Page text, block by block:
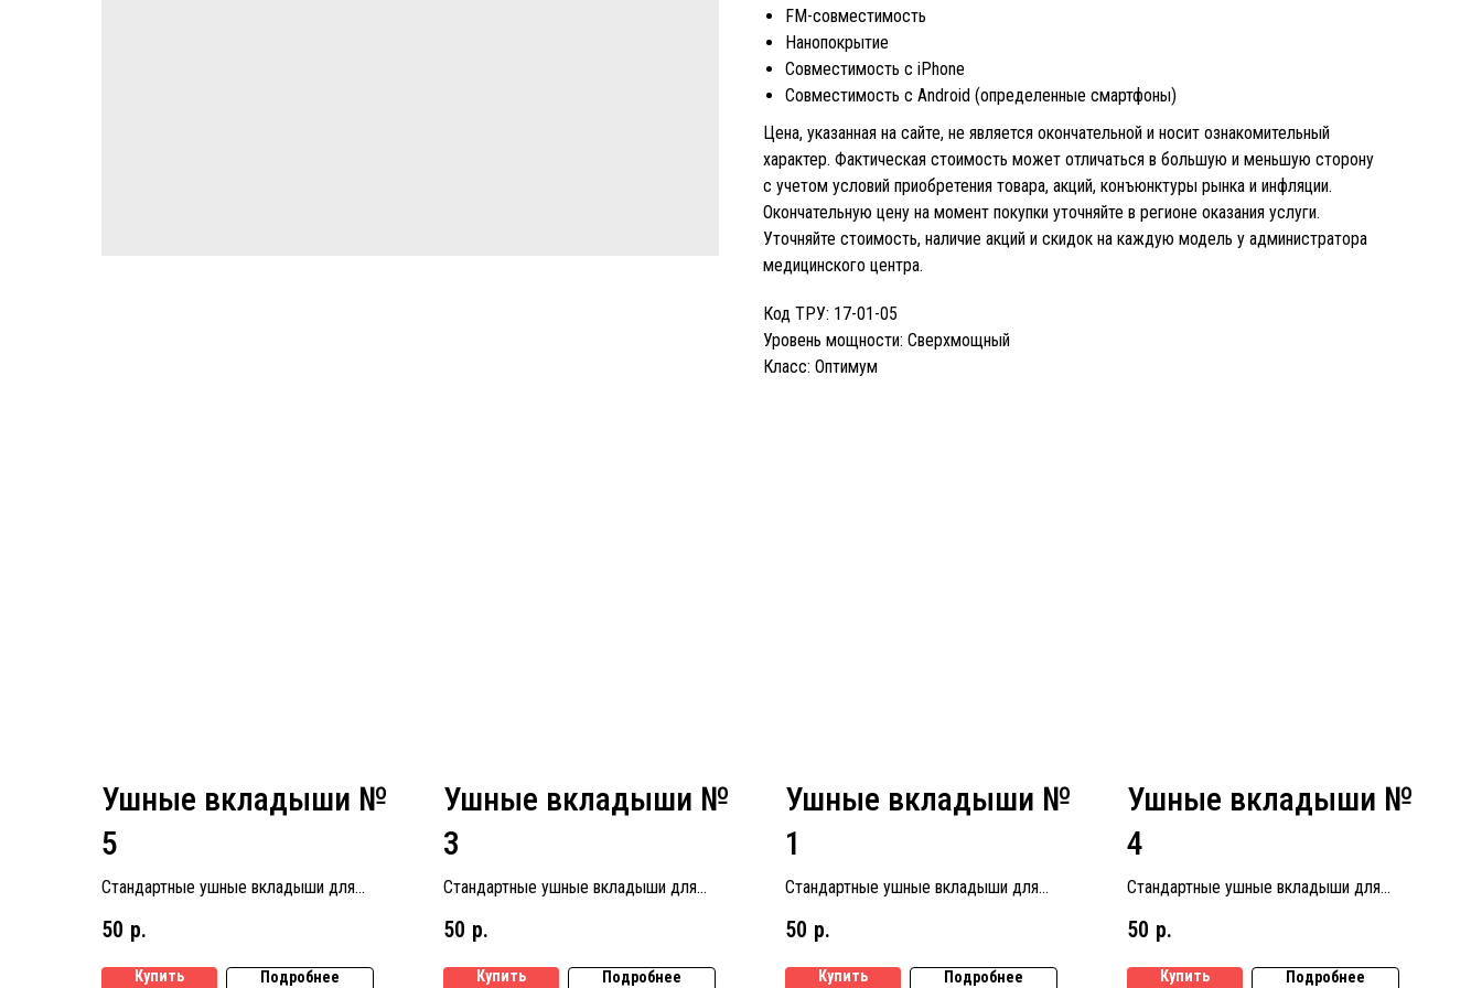
FM-совместимость
Нанопокрытие
Совместимость с iPhone
Совместимость с Android (определенные смартфоны)
Цена, указанная на сайте, не является окончательной и носит ознакомительный
характер. Фактическая стоимость может отличаться в большую и меньшую сторону
с учетом условий приобретения товара, акций, конъюнктуры рынка и инфляции.
Окончательную цену на момент покупки уточняйте в регионе оказания услуги.
Уточняйте стоимость, наличие акций и скидок на каждую модель у администратора
медицинского центра.
Код ТРУ: 17-01-05
Уровень мощности: Сверхмощный
Класс: Оптимум
Ушные вкладыши №
5
Стандартные ушные вкладыши для
50 р.
Купить Подробнее
Ушные вкладыши №
3
Стандартные ушные вкладыши для
50 р.
Купить Подробнее
Ушные вкладыши №
1
Стандартные ушные вкладыши для
50 р.
Купить Подробнее
Ушные вкладыши №
4
Стандартные ушные вкладыши для
50 р.
Купить Подробнее